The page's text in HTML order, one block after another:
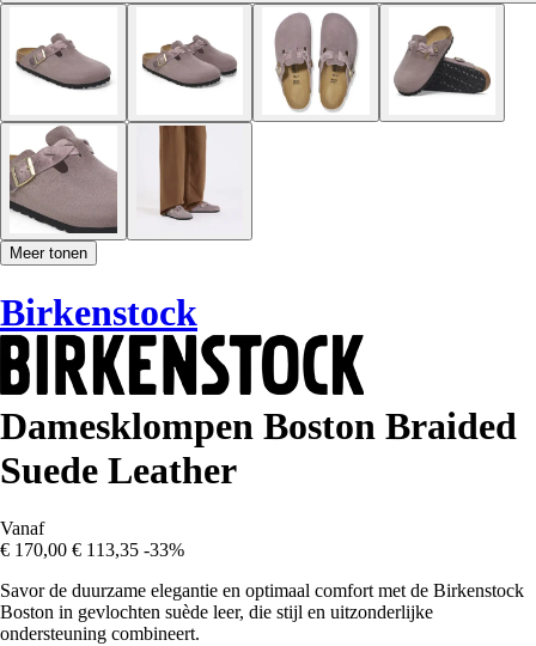
Meer tonen
Birkenstock
Damesklompen Boston Braided
Suede Leather
Vanaf
€ 170,00 € 113,35 -33%
Savor de duurzame elegantie en optimaal comfort met de Birkenstock
Boston in gevlochten suède leer, die stijl en uitzonderlijke
ondersteuning combineert.